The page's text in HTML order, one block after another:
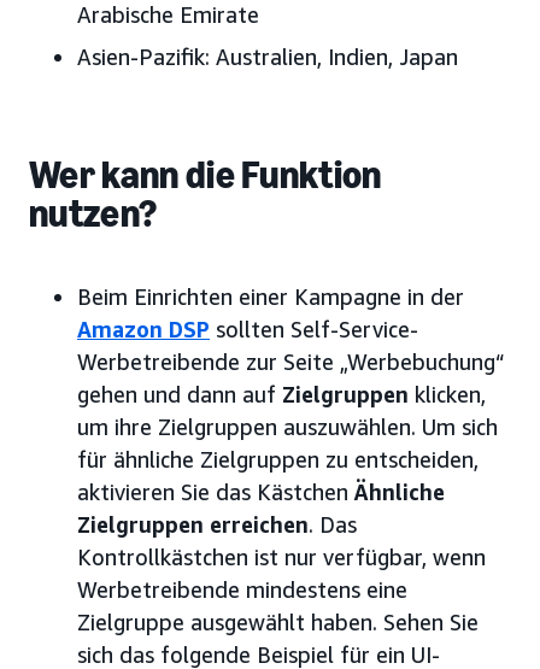
Arabische Emirate
Asien-Pazifik: Australien, Indien, Japan
Wer kann die Funktion
nutzen?
Beim Einrichten einer Kampagne in der
Amazon DSP sollten Self-Service-
Werbetreibende zur Seite „Werbebuchung“
gehen und dann auf Zielgruppen klicken,
um ihre Zielgruppen auszuwählen. Um sich
für ähnliche Zielgruppen zu entscheiden,
aktivieren Sie das Kästchen Ähnliche
Zielgruppen erreichen. Das
Kontrollkästchen ist nur verfügbar, wenn
Werbetreibende mindestens eine
Zielgruppe ausgewählt haben. Sehen Sie
sich das folgende Beispiel für ein UI-